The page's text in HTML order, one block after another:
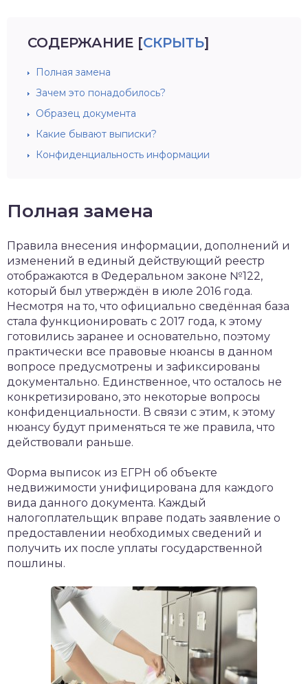
СОДЕРЖАНИЕ [СКРЫТЬ]
Полная замена
Зачем это понадобилось?
Образец документа
Какие бывают выписки?
Конфиденциальность информации
Полная замена
Правила внесения информации, дополнений и
изменений в единый действующий реестр
отображаются в Федеральном законе №122,
который был утверждён в июле 2016 года.
Несмотря на то, что официально сведённая база
стала функционировать с 2017 года, к этому
готовились заранее и основательно, поэтому
практически все правовые нюансы в данном
вопросе предусмотрены и зафиксированы
документально. Единственное, что осталось не
конкретизировано, это некоторые вопросы
конфиденциальности. В связи с этим, к этому
нюансу будут применяться те же правила, что
действовали раньше.
Форма выписок из ЕГРН об объекте
недвижимости унифицирована для каждого
вида данного документа. Каждый
налогоплательщик вправе подать заявление о
предоставлении необходимых сведений и
получить их после уплаты государственной
пошлины.